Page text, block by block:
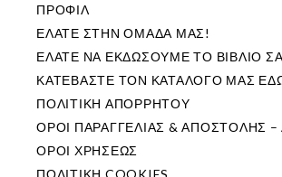
ΠΡΟΦΙΛ
ΕΛΑΤΕ ΣΤΗΝ ΟΜΑΔΑ ΜΑΣ!
ΕΛΑΤΕ ΝΑ ΕΚΔΩΣΟΥΜΕ ΤΟ ΒΙΒΛΙΟ
ΚΑΤΕΒΑΣΤΕ ΤΟΝ ΚΑΤΑΛΟΓΟ ΜΑΣ
ΠΟΛΙΤΙΚΗ ΑΠΟΡΡΗΤΟΥ
ΟΡΟΙ ΠΑΡΑΓΓΕΛΙΑΣ & ΑΠΟΣΤΟΛΗΣ –
ΟΡΟΙ ΧΡΗΣΕΩΣ
ΠΟΛΙΤΙΚΗ COOKIES